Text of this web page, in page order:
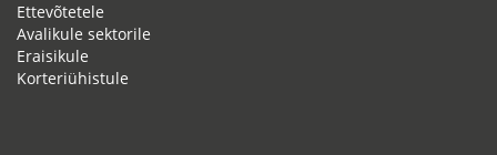
Ettevõtetele
Avalikule sektorile
Eraisikule
Korteriühistule